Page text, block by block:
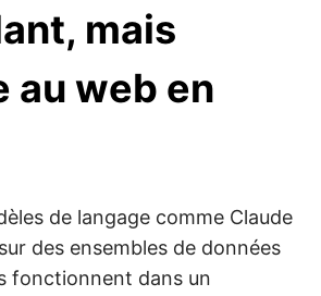
mais
au web en
de langage comme Claude
des ensembles de données
fonctionnent dans un